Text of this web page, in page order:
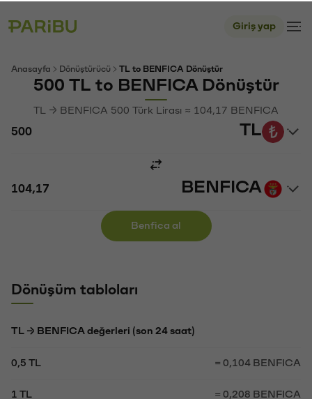
Giriş yap
Anasayfa Dönüştürücü TL to BENFICA Dönüştür
500 TL to BENFICA Dönüştür
TL → BENFICA 500 Türk Lirası ≈ 104,17 BENFICA
TL
BENFICA
Benfica al
Dönüşüm tabloları
TL → BENFICA değerleri (son 24 saat)
0,5 TL = 0,104 BENFICA
1 TL = 0,208 BENFICA